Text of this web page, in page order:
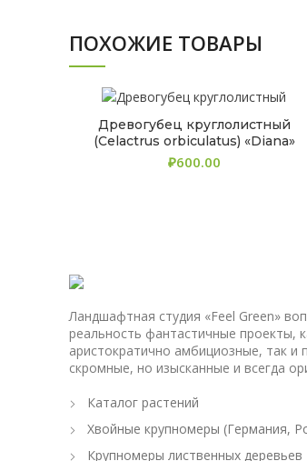
ПОХОЖИЕ ТОВАРЫ
Древогубец круглолистный
(Celactrus orbiculatus) «Diana»
₽
Ландшафтная студия «Feel Green»
реальность фантастичные проекты,
аристократично амбициозные, так и
скромные, но изысканные и всегда
Каталог растений
Хвойные крупномеры (Германия,
Крупномеры лиственных деревьев